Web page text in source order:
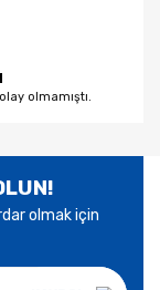
olmamıştı.
olmak için